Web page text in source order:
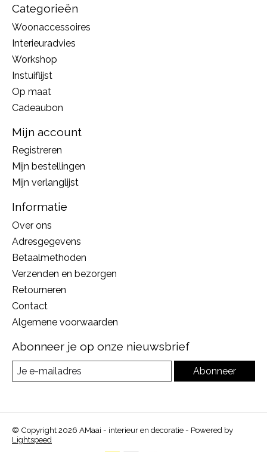
Categorieën
Woonaccessoires
Interieuradvies
Workshop
Instuiflijst
Op maat
Cadeaubon
Mijn account
Registreren
Mijn bestellingen
Mijn verlanglijst
Informatie
Over ons
Adresgegevens
Betaalmethoden
Verzenden en bezorgen
Retourneren
Contact
Algemene voorwaarden
Abonneer je op onze nieuwsbrief
Abonneer
© Copyright 2026 AMaai - interieur en decoratie - Powered by
Lightspeed